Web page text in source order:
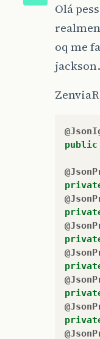
Olá
oq me
public